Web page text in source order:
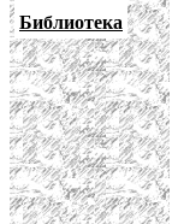
Библиотека